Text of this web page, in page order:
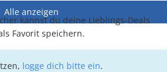
Alle anzeigen
kannst du deine Lieblings-Deals
Favorit speichern.
logge dich bitte ein.